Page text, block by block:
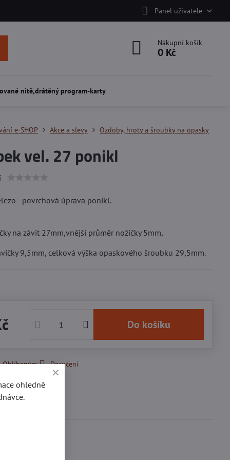
Panel uživatele
Nákupní košík
0 Kč
nitě,drátěný program-karty
e-SHOP Akce a slevy Ozdoby, hroty a šroubky na opasky
vel. 27 ponikl
- povrchová úprava ponikl.
na závit 27mm,vnější průměr nožičky 5mm,
9,5mm, celková výška opaskového šroubku 29,5mm.
Do košíku
Oblíbeným Doručení
ohledně